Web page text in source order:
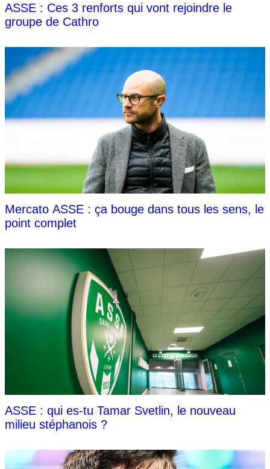
ASSE : Ces 3 renforts qui vont rejoindre le
groupe de Cathro
Mercato ASSE : ça bouge dans tous les sens, le
point complet
ASSE : qui es-tu Tamar Svetlin, le nouveau
milieu stéphanois ?